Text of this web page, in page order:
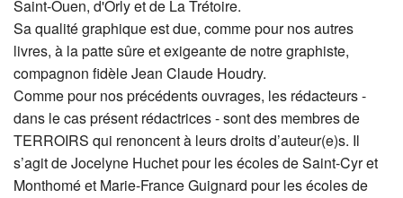
Saint-Ouen, d'Orly et de La Trétoire.
Sa qualité graphique est due, comme pour nos autres
livres, à la patte sûre et exigeante de notre graphiste,
compagnon fidèle Jean Claude Houdry.
Comme pour nos précédents ouvrages, les rédacteurs -
dans le cas présent rédactrices - sont des membres de
TERROIRS qui renoncent à leurs droits d’auteur(e)s. Il
s’agit de Jocelyne Huchet pour les écoles de Saint-Cyr et
Monthomé et Marie-France Guignard pour les écoles de